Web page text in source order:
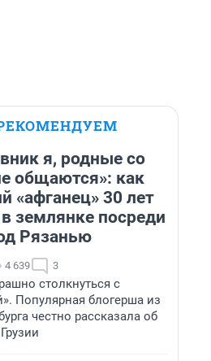
я, родные со
общаются»: как
«афганец» 30 лет
землянке посреди
Рязанью
4 639 3
столкнуться с
Популярная блогерша из
честно рассказала об